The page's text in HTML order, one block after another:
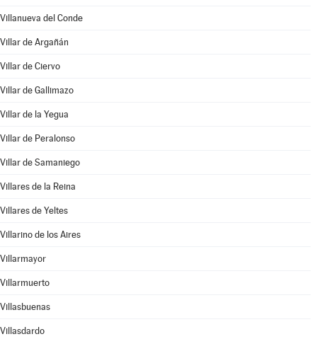
Villanueva del Conde
Villar de Argañán
Villar de Ciervo
Villar de Gallimazo
Villar de la Yegua
Villar de Peralonso
Villar de Samaniego
Villares de la Reina
Villares de Yeltes
Villarino de los Aires
Villarmayor
Villarmuerto
Villasbuenas
Villasdardo